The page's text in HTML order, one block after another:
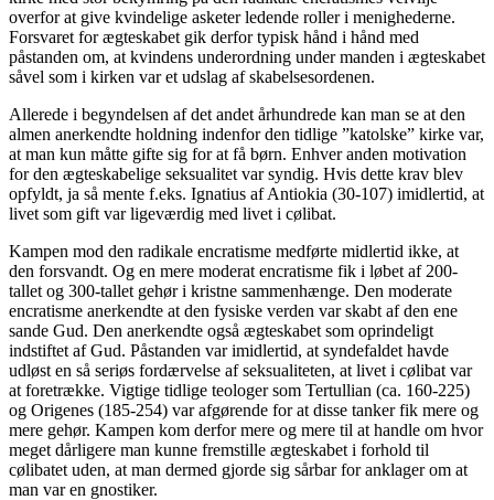
overfor at give kvindelige asketer ledende roller i menighederne.
Forsvaret for ægteskabet gik derfor typisk hånd i hånd med
påstanden om, at kvindens underordning under manden i ægteskabet
såvel som i kirken var et udslag af skabelsesordenen.
Allerede i begyndelsen af det andet århundrede kan man se at den
almen anerkendte holdning indenfor den tidlige ”katolske” kirke var,
at man kun måtte gifte sig for at få børn. Enhver anden motivation
for den ægteskabelige seksualitet var syndig. Hvis dette krav blev
opfyldt, ja så mente f.eks. Ignatius af Antiokia (30-107) imidlertid, at
livet som gift var ligeværdig med livet i cølibat.
Kampen mod den radikale encratisme medførte midlertid ikke, at
den forsvandt. Og en mere moderat encratisme fik i løbet af 200-
tallet og 300-tallet gehør i kristne sammenhænge. Den moderate
encratisme anerkendte at den fysiske verden var skabt af den ene
sande Gud. Den anerkendte også ægteskabet som oprindeligt
indstiftet af Gud. Påstanden var imidlertid, at syndefaldet havde
udløst en så seriøs fordærvelse af seksualiteten, at livet i cølibat var
at foretrække. Vigtige tidlige teologer som Tertullian (ca. 160-225)
og Origenes (185-254) var afgørende for at disse tanker fik mere og
mere gehør. Kampen kom derfor mere og mere til at handle om hvor
meget dårligere man kunne fremstille ægteskabet i forhold til
cølibatet uden, at man dermed gjorde sig sårbar for anklager om at
man var en gnostiker.